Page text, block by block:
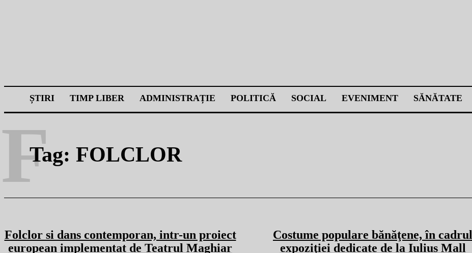
ȘTIRI TIMP LIBER ADMINISTRAȚIE POLITICĂ SOCIAL EVENIMENT SĂNĂTATE
Tag: FOLCLOR
F
Folclor si dans contemporan, intr-un proiect
european implementat de Teatrul Maghiar
Costume populare bănăţene, în cadrul
expoziţiei dedicate de la Iulius Mall